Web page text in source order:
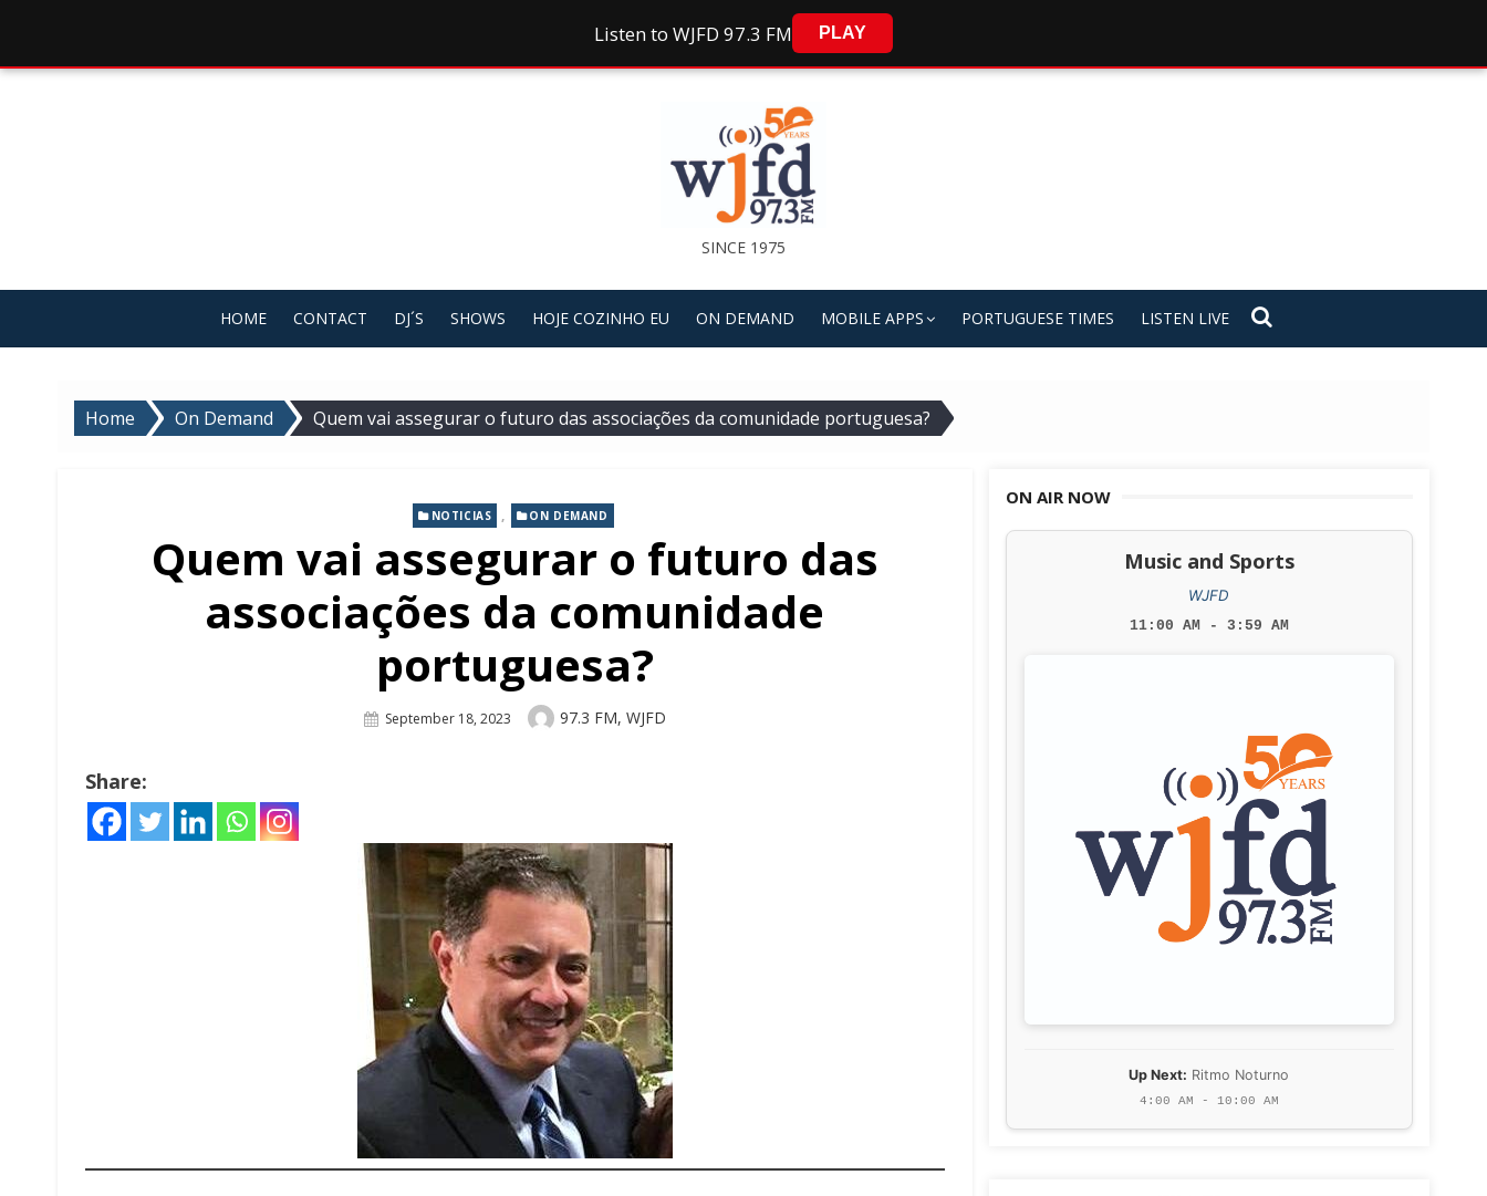
Listen to WJFD 97.3 FM PLAY
SINCE 1975
HOME CONTACT DJ´S SHOWS HOJE COZINHO EU ON DEMAND MOBILE APPS PORTUGUESE TIMES LISTEN LIVE
Home On Demand Quem vai assegurar o futuro das associações da comunidade portuguesa?
NOTICIAS , ON DEMAND
Quem vai assegurar o futuro das
associações da comunidade
portuguesa?
Posted
September 18, 2023 Author
97.3 FM, WJFD
Share:
ON AIR NOW
Music and Sports
WJFD
11:00 AM - 3:59 AM
Up Next: Ritmo Noturno
4:00 AM - 10:00 AM